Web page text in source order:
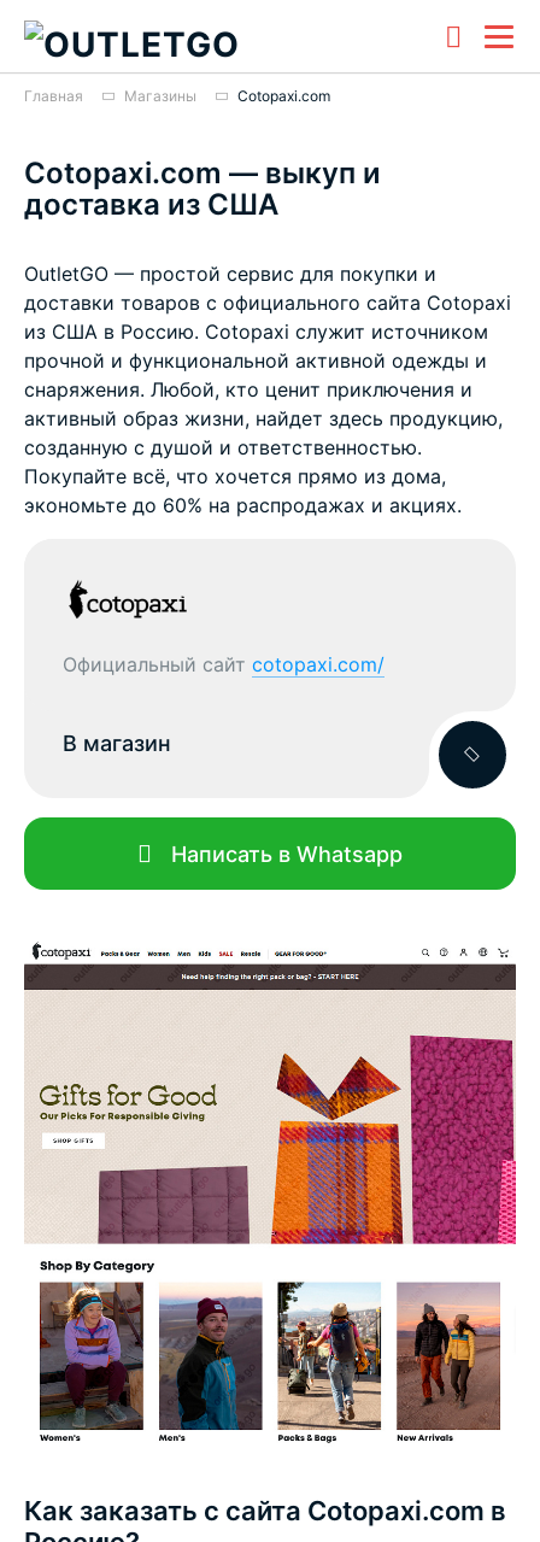
Главная Магазины Cotopaxi.com
Cotopaxi.com — выкуп и
доставка из США
OutletGO — простой сервис для покупки и
доставки товаров с официального сайта Cotopaxi
из США в Россию. Cotopaxi служит источником
прочной и функциональной активной одежды и
снаряжения. Любой, кто ценит приключения и
активный образ жизни, найдет здесь продукцию,
созданную с душой и ответственностью.
Покупайте всё, что хочется прямо из дома,
экономьте до 60% на распродажах и акциях.
Официальный сайт cotopaxi.com/
В магазин
Написать в Whatsapp
Как заказать с сайта Cotopaxi.com в